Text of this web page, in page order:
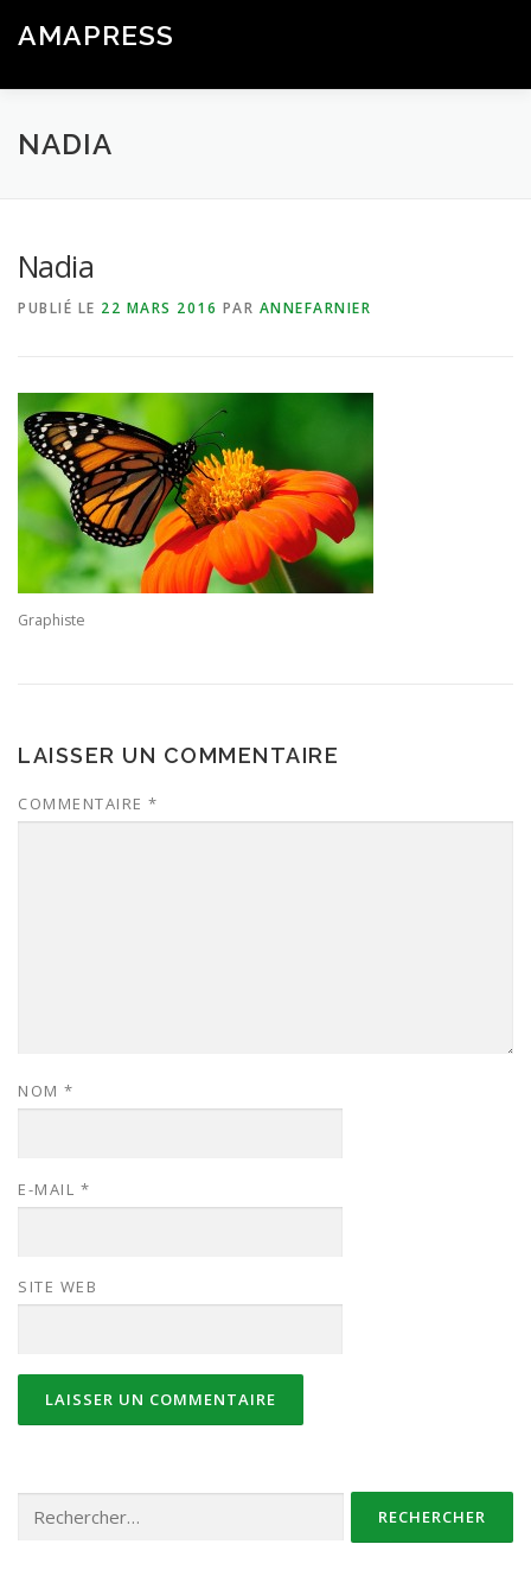
AMAPRESS
NADIA
Nadia
PUBLIÉ LE 22 MARS 2016 PAR ANNEFARNIER
Graphiste
LAISSER UN COMMENTAIRE
COMMENTAIRE *
NOM *
E-MAIL *
SITE WEB